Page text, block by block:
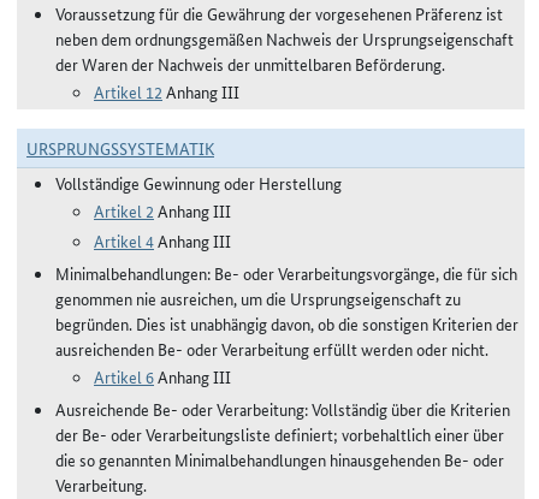
Voraussetzung für die Gewährung der vorgesehenen Präferenz ist
neben dem ordnungsgemäßen Nachweis der Ursprungseigenschaft
der Waren der Nachweis der unmittelbaren Beförderung.
Artikel 12 Anhang III
URSPRUNGSSYSTEMATIK
Vollständige Gewinnung oder Herstellung
Artikel 2 Anhang III
Artikel 4Anhang III
Minimalbehandlungen: Be- oder Verarbeitungsvorgänge, die für sich
genommen nie ausreichen, um die Ursprungseigenschaft zu
begründen. Dies ist unabhängig davon, ob die sonstigen Kriterien der
ausreichenden Be- oder Verarbeitung erfüllt werden oder nicht.
Artikel 6Anhang III
Ausreichende Be- oder Verarbeitung: Vollständig über die Kriterien
der Be- oder Verarbeitungsliste definiert; vorbehaltlich einer über
die so genannten Minimalbehandlungen hinausgehenden Be- oder
Verarbeitung.